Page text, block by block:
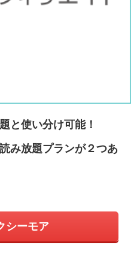
と使い分け可能！
み放題プランが２つあ
シーモア